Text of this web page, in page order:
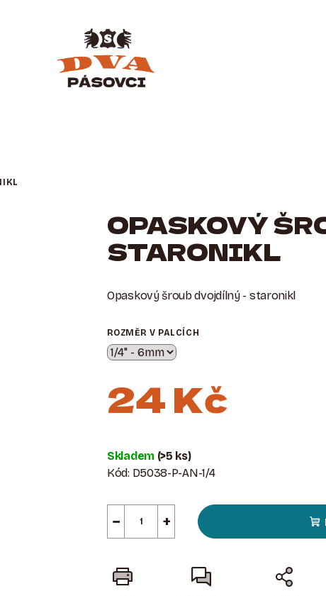
OPASKOVÝ
STARONIKL
Opaskový šroub dvojdílný - staronikl
ROZMĚR V PALCÍCH
24 Kč
cena:
Skladem (>5 ks)
Kód: D5038-P-AN-1/4
+
−